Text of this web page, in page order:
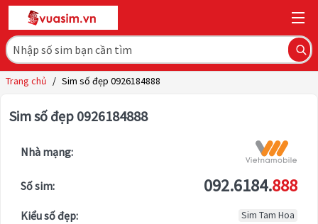
Trang chủ / Sim số đẹp 0926184888
Sim số đẹp 0926184888
Nhà mạng:
Số sim: 092.6184.888
Kiểu số đẹp: Sim Tam Hoa